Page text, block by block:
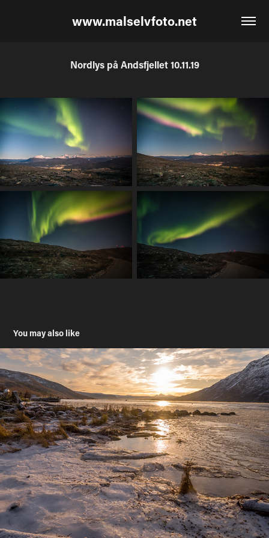
www.malselvfoto.net
Nordlys på Andsfjellet 10.11.19
You may also like